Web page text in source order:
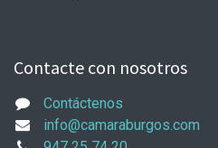
Contacte con nosotros
Contáctenos
info@camaraburgos.com